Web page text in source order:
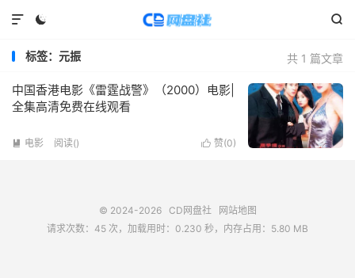
 

共 1 篇文章
标签：元振
中国香港电影《雷霆战警》（2000）电影|
全集高清免费在线观看
 赞(0)
 电影 阅读()
© 2024-2026 CD网盘社
网站地图
请求次数：45 次，加载用时：0.230 秒，内存占用：5.80 MB